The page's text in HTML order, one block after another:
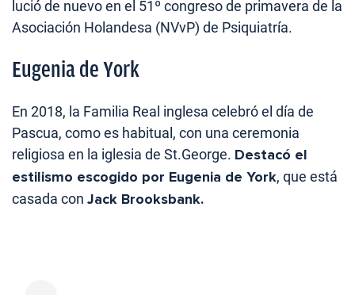
lució de nuevo en el 51º congreso de primavera de la
Asociación Holandesa (NVvP) de Psiquiatría.
Eugenia de York
En 2018, la Familia Real inglesa celebró el día de
Pascua, como es habitual, con una ceremonia
religiosa en la iglesia de St.George. Destacó el
estilismo escogido por Eugenia de York, que está
casada con Jack Brooksbank.